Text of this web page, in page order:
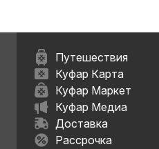
Путешествия
Куфар Карта
Куфар Маркет
Куфар Медиа
Доставка
Рассрочка